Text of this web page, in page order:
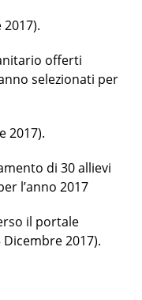
offerti
selezionati per
2017).
di 30 allievi
l’anno 2017
il portale
2017).